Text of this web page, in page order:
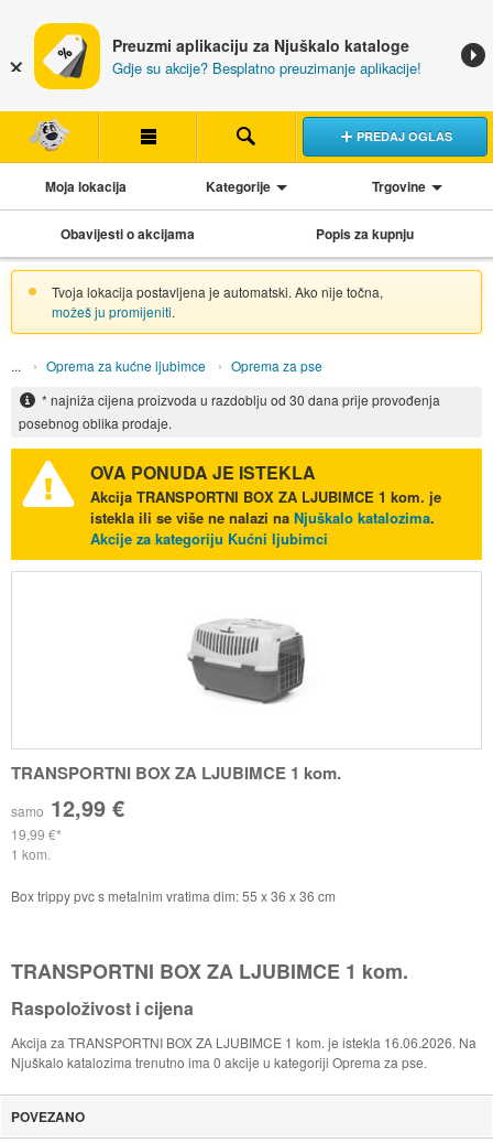
Preuzmi aplikaciju za Njuškalo kataloge
Gdje su akcije? Besplatno preuzimanje aplikacije!
PREDAJ OGLAS
Moja lokacija Kategorije Trgovine
Obavijesti o akcijama Popis za kupnju
Tvoja lokacija postavljena je automatski. Ako nije točna,
možeš ju promijeniti.
Oprema za kućne ljubimce
Oprema za pse
* najniža cijena proizvoda u razdoblju od 30 dana prije provođenja
posebnog oblika prodaje.
OVA PONUDA JE ISTEKLA
Akcija TRANSPORTNI BOX ZA LJUBIMCE 1 kom. je
istekla ili se više ne nalazi na Njuškalo katalozima.
Akcije za kategoriju Kućni ljubimci
TRANSPORTNI BOX ZA LJUBIMCE 1 kom.
samo 12,99 €
19,99 €
1 kom.
Box trippy pvc s metalnim vratima dim: 55 x 36 x 36 cm
TRANSPORTNI BOX ZA LJUBIMCE 1 kom.
Raspoloživost i cijena
Akcija za TRANSPORTNI BOX ZA LJUBIMCE 1 kom. je istekla 16.06.2026. Na
Njuškalo katalozima trenutno ima 0 akcije u kategoriji Oprema za pse.
POVEZANO